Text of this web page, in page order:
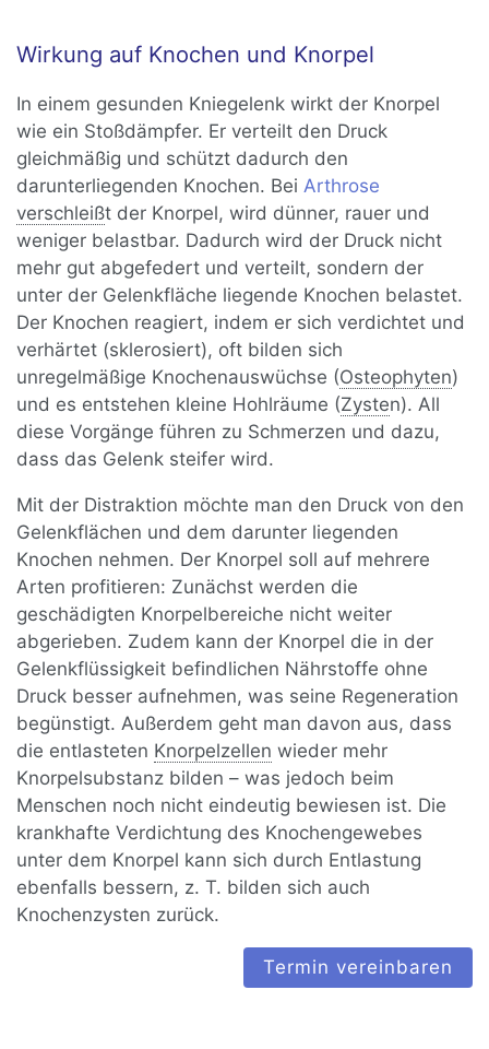
Wirkung auf Knochen und Knorpel
In einem gesunden Kniegelenk wirkt der Knorpel
wie ein Stoßdämpfer. Er verteilt den Druck
gleichmäßig und schützt dadurch den
darunterliegenden Knochen. BeiArthrose
verschleißt der Knorpel, wird dünner, rauer und
weniger belastbar. Dadurch wird der Druck nicht
mehr gut abgefedert und verteilt, sondern der
unter der Gelenkfläche liegende Knochen belastet.
Der Knochen reagiert, indem er sich verdichtet und
verhärtet (sklerosiert), oft bilden sich
unregelmäßige Knochenauswüchse (Osteophyten)
und es entstehen kleine Hohlräume (Zysten). All
diese Vorgänge führen zu Schmerzen und dazu,
dass das Gelenk steifer wird.
Mit der Distraktion möchte man den Druck von den
Gelenkflächen und dem darunter liegenden
Knochen nehmen. Der Knorpel soll auf mehrere
Arten profitieren: Zunächst werden die
geschädigten Knorpelbereiche nicht weiter
abgerieben. Zudem kann der Knorpel die in der
Gelenkflüssigkeit befindlichen Nährstoffe ohne
Druck besser aufnehmen, was seine Regeneration
begünstigt. Außerdem geht man davon aus, dass
die entlasteten Knorpelzellen wieder mehr
Knorpelsubstanz bilden – was jedoch beim
Menschen noch nicht eindeutig bewiesen ist. Die
krankhafte Verdichtung des Knochengewebes
unter dem Knorpel kann sich durch Entlastung
ebenfalls bessern, z. T. bilden sich auch
Knochenzysten zurück.
Termin vereinbaren